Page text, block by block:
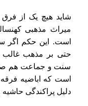
شايد هيچ يک از
ميراث مذهبی
است. اين حکم اگر
حتی بر مذهب
سنت و جماعت هم
است که اباضيه
دليل پراکندگی